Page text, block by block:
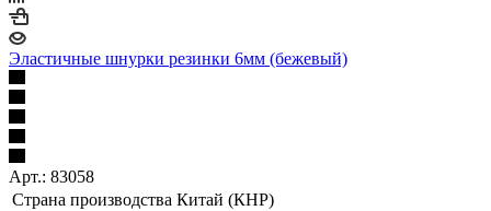
Эластичные шнурки резинки 6мм (бежевый)
Арт.: 83058
Страна производства Китай (КНР)